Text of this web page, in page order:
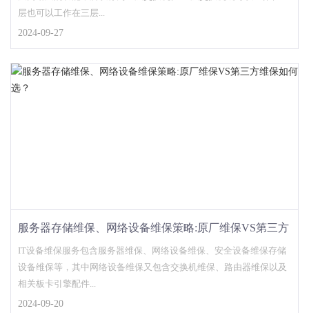
层也可以工作在三层...
2024-09-27
服务器存储维保、网络设备维保策略:原厂维保VS第三方
维保如何选？
IT设备维保服务包含服务器维保、网络设备维保、安全设备维保存储
设备维保等，其中网络设备维保又包含交换机维保、路由器维保以及
相关板卡引擎配件...
2024-09-20